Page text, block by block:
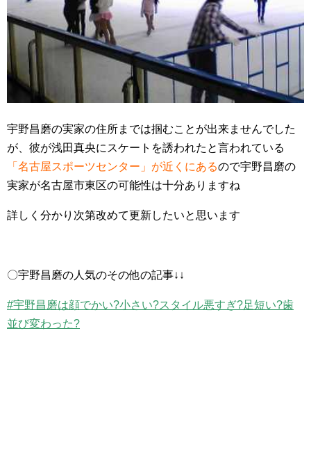
宇野昌磨の実家の住所までは掴むことが出来ませんでした
が、彼が浅田真央にスケートを誘われたと言われている
「名古屋スポーツセンター」が近くにあるので宇野昌磨の
実家が名古屋市東区の可能性は十分ありますね
詳しく分かり次第改めて更新したいと思います
〇宇野昌磨の人気のその他の記事↓↓
#宇野昌磨は顔でかい?小さい?スタイル悪すぎ?足短い?歯
並び変わった?